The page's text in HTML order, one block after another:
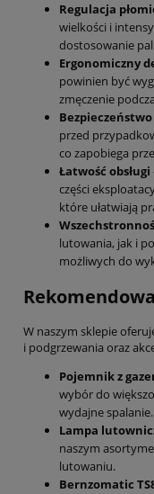
Regulacja
wielkości i
dostosowanie
Ergonomiczny
powinien być
zmęczenie
Bezpieczeństwo
przed
co zapobiega
Łatwość obsługi
części
które ułatwiają
lutowania, jak i
możliwych do
W naszym sklepie
i podgrzewania oraz
Pojemnik z
wybór do
wydajne spalanie.
Lampa
naszym
lutowaniu.
Bernzomatic